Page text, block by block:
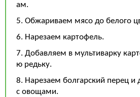
ам.
5. Обжариваем мясо до белого
6. Нарезаем картофель.
7. Добавляем в мультиварку
ю редьку.
8. Нарезаем болгарский перец и
с овощами.